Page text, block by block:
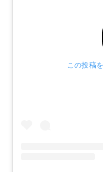
この投稿